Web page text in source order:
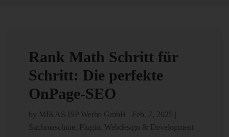
Rank Math Schritt für
Schritt: Die perfekte
OnPage-SEO
by MIKAS ISP Werbe GmbH Feb. 7, 2025
Suchmaschine, Plugin, Webdesign & Development